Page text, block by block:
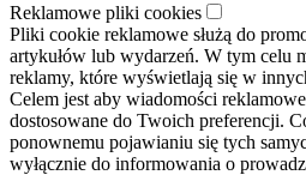
Reklamowe pliki cookies
Pliki cookie reklamowe służą do
artykułów lub wydarzeń. W tym celu
reklamy, które wyświetlają się w
Celem jest aby wiadomości
dostosowane do Twoich preferencji.
ponownemu pojawianiu się tych
wyłącznie do informowania o